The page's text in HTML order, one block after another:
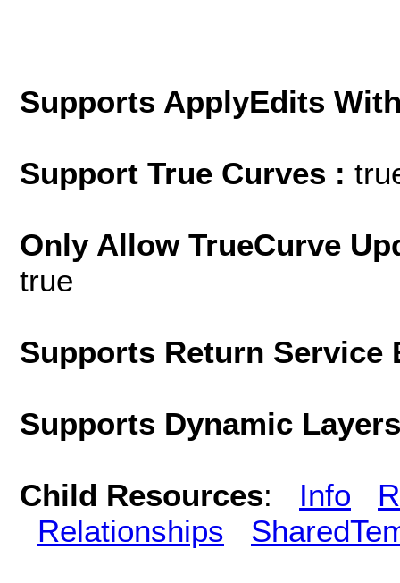
Supports ApplyEdits
Support True Curves :
Only Allow TrueCurve
true
Supports Return
Supports Dynamic
Child Resources: Info
Relationships